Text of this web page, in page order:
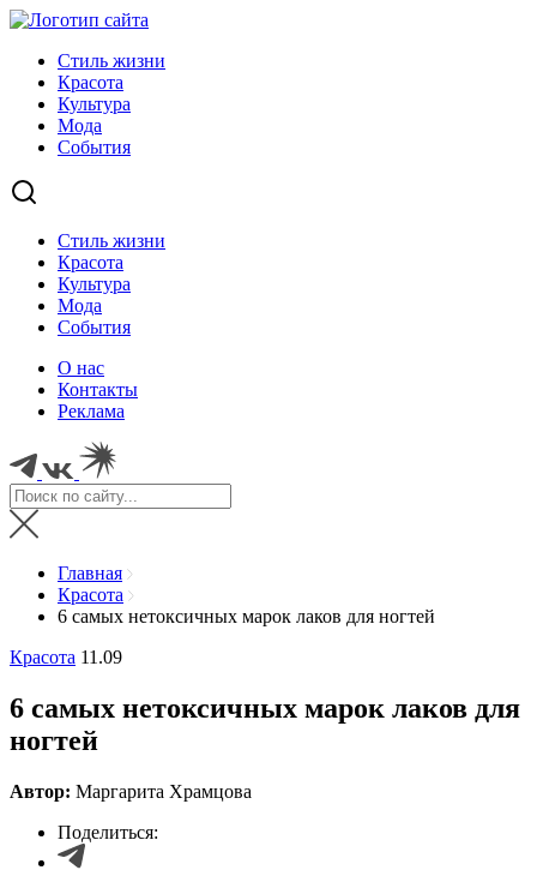
Стиль жизни
Красота
Культура
Мода
События
Стиль жизни
Красота
Культура
Мода
События
О нас
Контакты
Реклама
Главная
Красота
6 самых нетоксичных марок лаков для ногтей
Красота 11.09
6 самых нетоксичных марок лаков для
ногтей
Автор: Маргарита Храмцова
Поделиться: